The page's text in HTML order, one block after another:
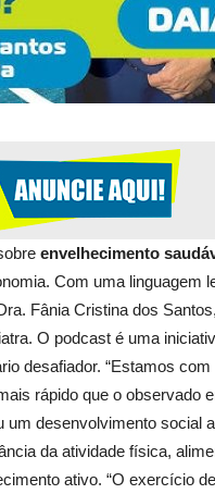
envelhecimento
Com uma linguagem
Fânia Cristina dos
O podcast é uma
desafiador. “Estamos
rápido que o observado
desenvolvimento social
da atividade física,
ativo. “O exercício